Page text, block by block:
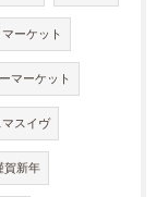
ーケット
マーケット
マスイヴ
賀新年